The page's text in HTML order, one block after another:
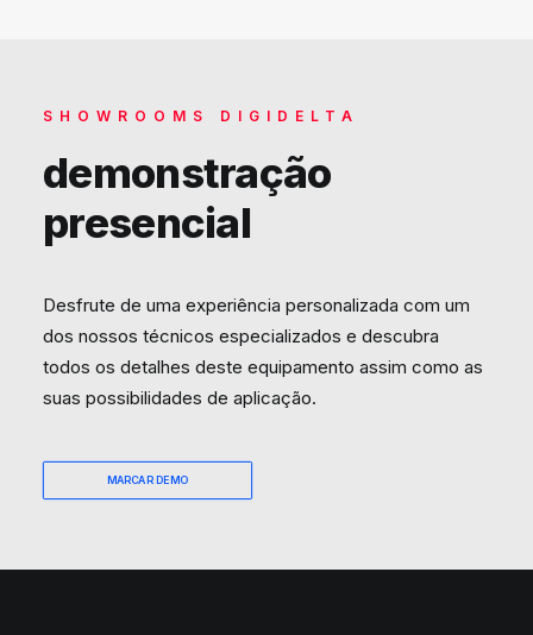
SHOWROOMS DIGIDELTA
demonstração
presencial
Desfrute de uma experiência personalizada com um
dos nossos técnicos especializados e descubra
todos os detalhes deste equipamento assim como as
suas possibilidades de aplicação.
MARCAR DEMO